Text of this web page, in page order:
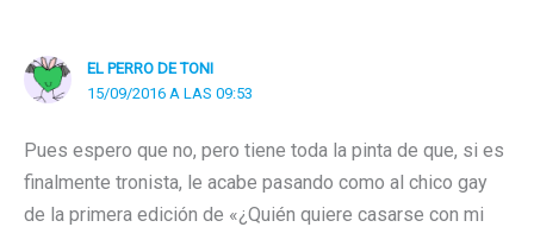
EL PERRO DE TONI
15/09/2016 A LAS 09:53
Pues espero que no, pero tiene toda la pinta de que, si es
finalmente tronista, le acabe pasando como al chico gay
de la primera edición de «¿Quién quiere casarse con mi